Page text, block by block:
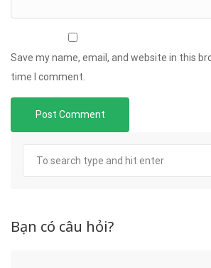
Save my name, email, and website in this
time I comment.
Bạn có câu hỏi?